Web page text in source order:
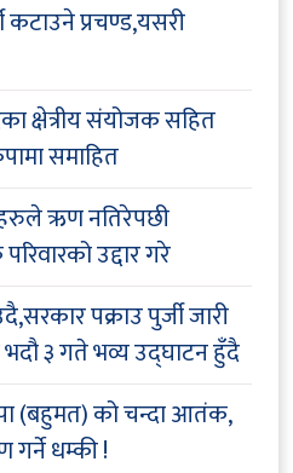
कटाउने प्रचण्ड,यसरी
क्षेत्रीय संयोजक सहित
समाहित
ऋण नतिरेपछी
उद्दार गरे
पक्राउ पुर्जी जारी
भदौ ३ गते भव्य उद्घाटन हुँदै
(बहुमत) को चन्दा आतंक,
धम्की !